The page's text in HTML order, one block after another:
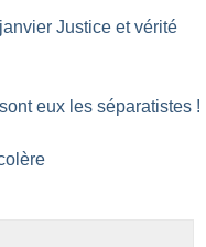
Justice et vérité
eux les séparatistes !